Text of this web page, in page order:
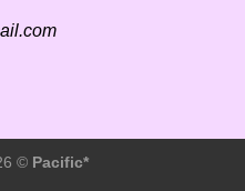
© Pacific*